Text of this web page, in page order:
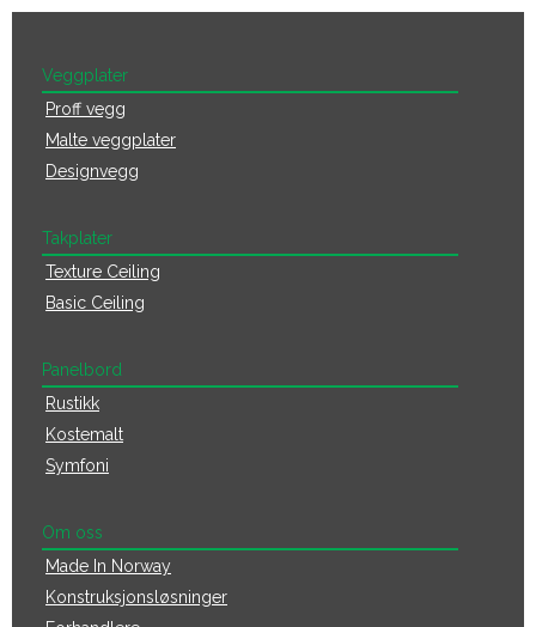
Veggplater
Proff vegg
Malte veggplater
Designvegg
Takplater
Texture Ceiling
Basic Ceiling
Panelbord
Rustikk
Kostemalt
Symfoni
Om oss
Made In Norway
Konstruksjonsløsninger